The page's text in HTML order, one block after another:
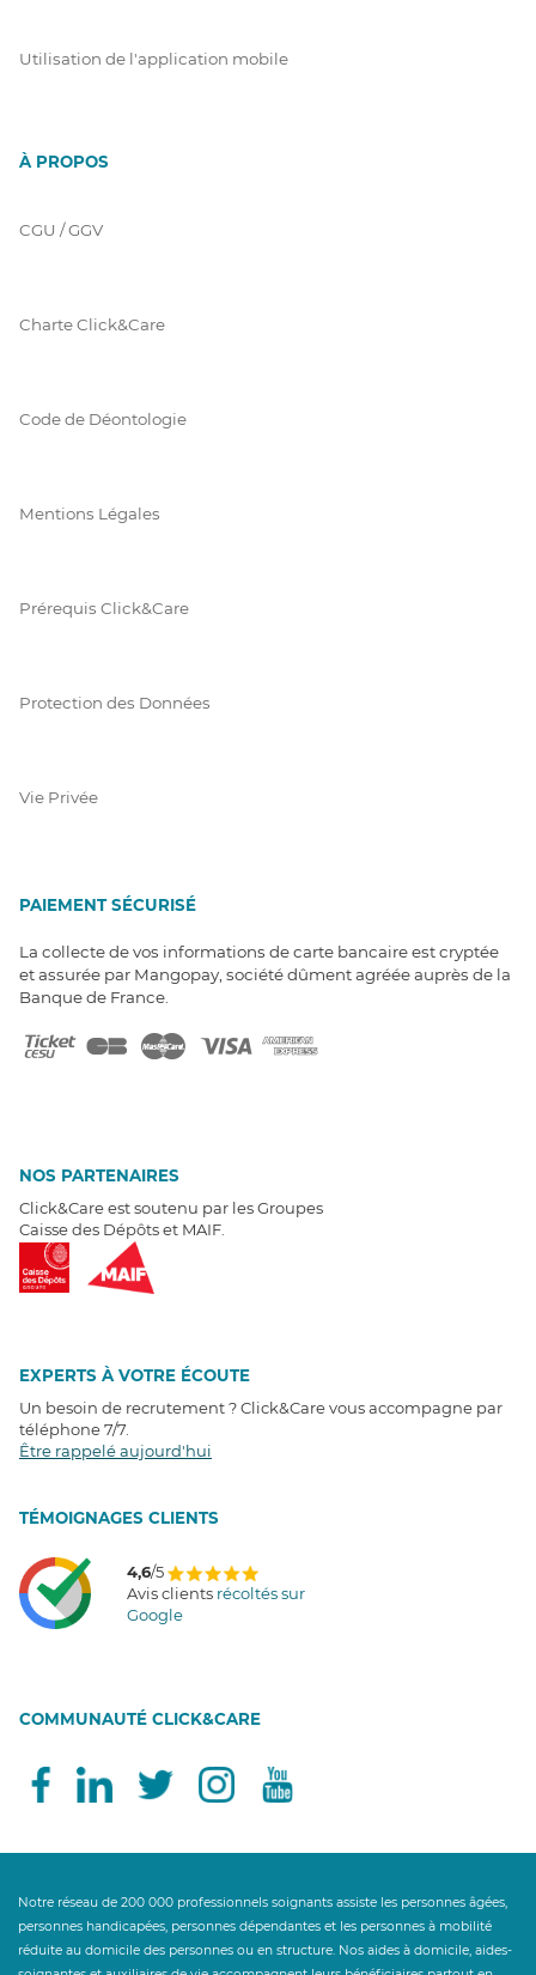
Utilisation de l'application mobile
À PROPOS
CGU / GGV
Charte Click&Care
Code de Déontologie
Mentions Légales
Prérequis Click&Care
Protection des Données
Vie Privée
PAIEMENT SÉCURISÉ
La collecte de vos informations de carte bancaire est cryptée
et assurée par Mangopay, société dûment agréée auprès de la
Banque de France.
NOS PARTENAIRES
Click&Care est soutenu par les Groupes
Caisse des Dépôts et MAIF.
EXPERTS À VOTRE ÉCOUTE
Un besoin de recrutement ? Click&Care vous accompagne par
téléphone 7/7
Être rappelé aujourd'hui
TÉMOIGNAGES CLIENTS
4,6/5
Avis clients récoltés sur
Google
COMMUNAUTÉ CLICK&CARE
Notre réseau de 200 000 professionnels soignants assiste les personnes âgées,
personnes handicapées, personnes dépendantes et les personnes à mobilité
réduite au domicile des personnes ou en structure. Nos aides à domicile, aides-